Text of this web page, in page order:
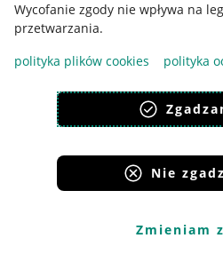
Wycofanie zgody nie wpływa na
przetwarzania.
polityka plików cookies
polityka
Nie
Zmieniam
Korzystanie z serwisu oznacza